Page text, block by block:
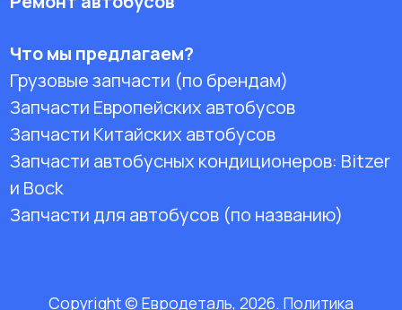
Что мы предлагаем?
Грузовые запчасти (по брендам)
Запчасти Европейских автобусов
Запчасти Китайских автобусов
Запчасти автобусных кондиционеров: Bitzer
и Bock
Запчасти для автобусов (по названию)
Copyright © Евродеталь, 2026. Политика